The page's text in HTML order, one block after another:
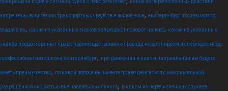
прекращена подача сигнала рукой о повороте ответ какие из перечисленных действий
запрещены водителям транспортных средств в жилой зоне, екатеринбург гостехнадзор
выдача ву, какие из указанных знаков запрещают поворот налево, какие из указанных
знаков предоставляют право преимущественного проезда нерегулируемых перекрестков,
профессионал автошкола екатеринбург, при движении в каком направлении вы будете
иметь преимущество, по какой полосе вы имеете право двигаться с максимальной
разрешенной скоростью вне населенных пункта, в каком из перечисленных случаев